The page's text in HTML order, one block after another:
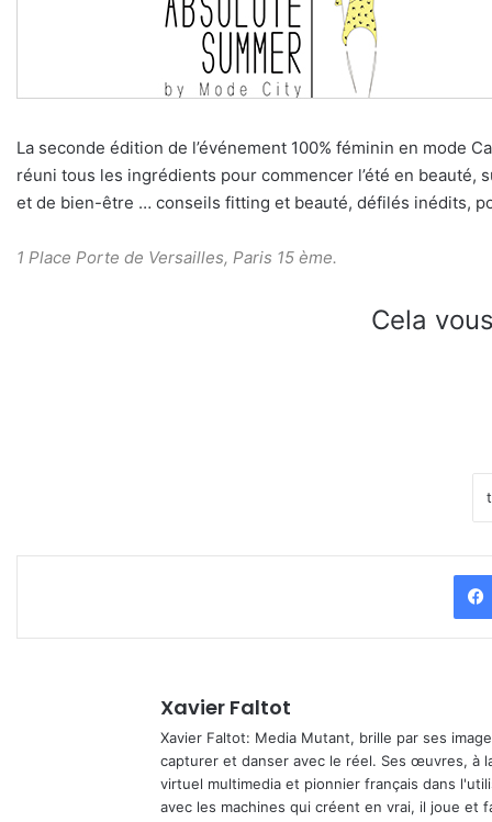
La seconde édition de l’événement 100% féminin en mode
réuni tous les ingrédients pour commencer l’été en beauté,
et de bien-être … conseils fitting et beauté, défilés inédits,
1 Place Porte de Versailles, Paris 15 ème.
Cela
Xavier Faltot
Xavier Faltot: Media Mutant, brille par ses
capturer et danser avec le réel. Ses œuvres, à
virtuel multimedia et pionnier français dans
avec les machines qui créent en vrai, il joue et